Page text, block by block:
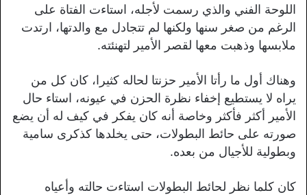
اللوحة الفني والذي رسمت لأجله، استاءت الفتاة على
الرغم من صغر سنها ولكنها لم تتجادل مع والدتها، ارتدت
ملابسها وذهبت معها لقصر الأمير لتهنئته.
وهناك أول ما رأتا الأمير حزنتا لحاله كثيرا، كان كل من
يراه لا يستطيع إخفاء نظرة الحزن في عيونه، استاء حال
الأمير أكثر فأكثر وخاصة أنه كان يفكر في كيف له أن يضع
صورته على حائط البطولات، حتى يخلدها كذكرى سامية
وبطولية للأجيال من بعده.
كان كلما نظر لحائط البطولات استاءت حالته وأعياه